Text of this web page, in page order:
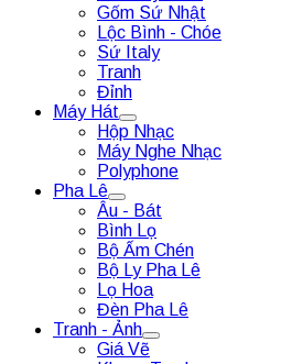
Gốm Sứ Nhật
Lộc Bình - Chóe
Sứ Italy
Tranh
Đỉnh
Máy Hát
Hộp Nhạc
Máy Nghe Nhạc
Polyphone
Pha Lê
Âu - Bát
Bình Lọ
Bộ Ấm Chén
Bộ Ly Pha Lê
Lọ Hoa
Đèn Pha Lê
Tranh - Ảnh
Giá Vẽ